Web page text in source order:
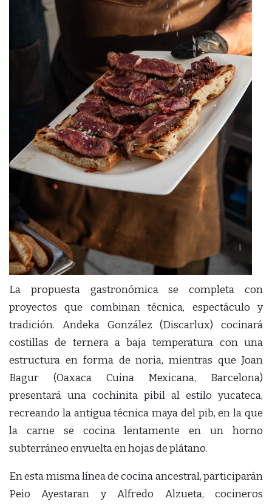
La propuesta gastronómica se completa con
proyectos que combinan técnica, espectáculo y
tradición. Andeka González (Discarlux) cocinará
costillas de ternera a baja temperatura con una
estructura en forma de noria, mientras que Joan
Bagur (Oaxaca Cuina Mexicana, Barcelona)
presentará una cochinita pibil al estilo yucateca,
recreando la antigua técnica maya del pib, en la que
la carne se cocina lentamente en un horno
subterráneo envuelta en hojas de plátano.
En esta misma línea de cocina ancestral, participarán
Peio Ayestaran y Alfredo Alzueta, cocineros